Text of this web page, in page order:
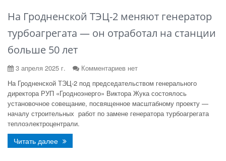
На Гродненской ТЭЦ-2 меняют генератор
турбоагрегата — он отработал на станции
больше 50 лет
3 апреля 2025 г.
Комментариев нет
На Гродненской ТЭЦ-2 под председательством генерального
директора РУП «Гродноэнерго» Виктора Жука состоялось
установочное совещание, посвященное масштабному проекту —
началу строительных работ по замене генератора турбоагрегата
теплоэлектроцентрали.
Читать далее